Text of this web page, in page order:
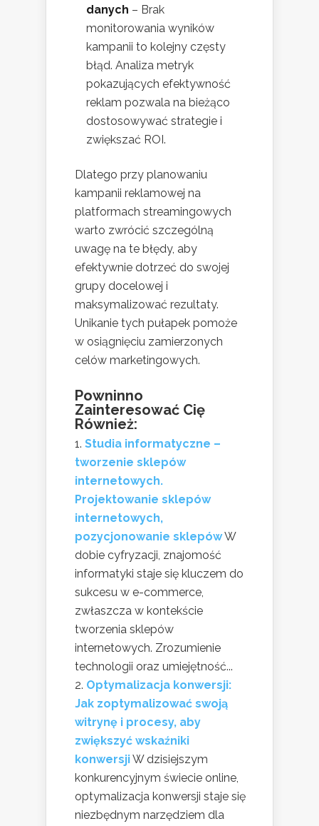
danych – Brak
monitorowania wyników
kampanii to kolejny częsty
błąd. Analiza metryk
pokazujących efektywność
reklam pozwala na bieżąco
dostosowywać strategie i
zwiększać ROI.
Dlatego przy planowaniu
kampanii reklamowej na
platformach streamingowych
warto zwrócić szczególną
uwagę na te błędy, aby
efektywnie dotrzeć do swojej
grupy docelowej i
maksymalizować rezultaty.
Unikanie tych pułapek pomoże
w osiągnięciu zamierzonych
celów marketingowych.
Powninno
Zainteresować Cię
Również:
Studia informatyczne –
tworzenie sklepów
internetowych.
Projektowanie sklepów
internetowych,
pozycjonowanie sklepówW
dobie cyfryzacji, znajomość
informatyki staje się kluczem do
sukcesu w e-commerce,
zwłaszcza w kontekście
tworzenia sklepów
internetowych. Zrozumienie
technologii oraz umiejętność...
Optymalizacja konwersji:
Jak zoptymalizować swoją
witrynę i procesy, aby
zwiększyć wskaźniki
konwersjiW dzisiejszym
konkurencyjnym świecie online,
optymalizacja konwersji staje się
niezbędnym narzędziem dla